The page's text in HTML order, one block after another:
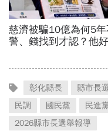
彰化縣長 縣市長
民調
國民黨 民進
2026縣市長選舉報導